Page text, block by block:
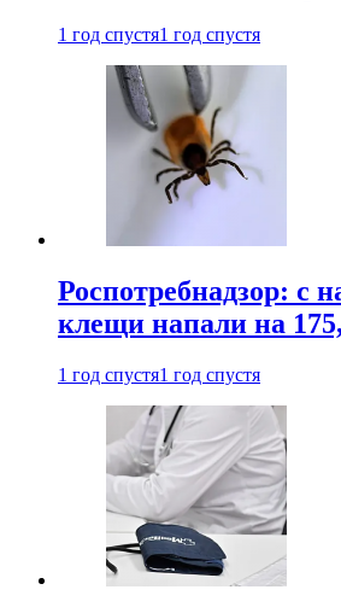
1 год спустя1 год спустя
Роспотребнадзор: с
клещи напали на
1 год спустя1 год спустя